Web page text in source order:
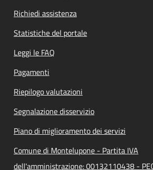
Richiedi assistenza
Statistiche del portale
Leggi le FAQ
Pagamenti
Riepilogo valutazioni
Segnalazione disservizio
Piano di miglioramento dei servizi
Comune di Montelupone - Partita IVA
dell'amministrazione: 00132110438 -